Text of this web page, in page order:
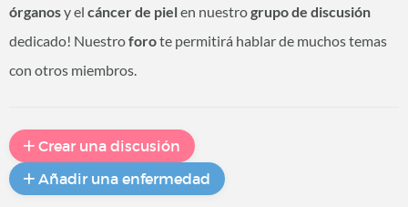
órganosy el cáncer de pielen nuestrogrupo de discusión
dedicado! Nuestroforote permitirá hablar de muchos temas
con otros miembros.
Crear una discusión
Añadir una enfermedad